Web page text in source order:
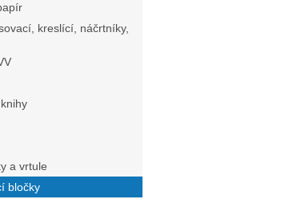
kreslící, náčrtníky,
a vrtule
bločky